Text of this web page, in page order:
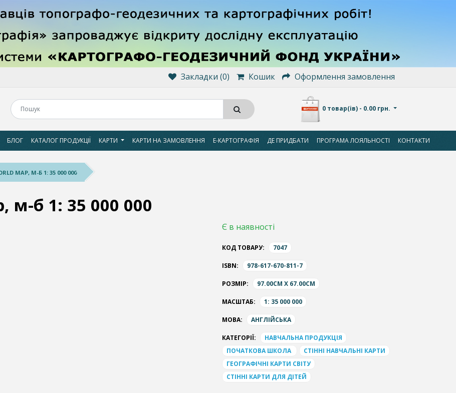
Закладки (0) Кошик Оформлення замовлення
0 товар(ів) - 0.00 грн.
БЛОГ КАТАЛОГ ПРОДУКЦІЇ КАРТИ КАРТИ НА ЗАМОВЛЕННЯ Е-КАРТОГРАФІЯ ДЕ ПРИДБАТИ ПРОГРАМА ЛОЯЛЬНОСТІ КОНТАКТИ
MAP, М-Б 1: 35 000 000
м-б 1: 35 000 000
Є в наявності
КОД ТОВАРУ: 7047
ISBN: 978-617-670-811-7
РОЗМІР: 97.00CM X 67.00CM
МАСШТАБ: 1: 35 000 000
МОВА: АНГЛІЙСЬКА
КАТЕГОРІЇ:
НАВЧАЛЬНА ПРОДУКЦІЯ
ПОЧАТКОВА ШКОЛА
СТІННІ НАВЧАЛЬНІ КАРТИ
ГЕОГРАФІЧНІ КАРТИ СВІТУ
СТІННІ КАРТИ ДЛЯ ДІТЕЙ